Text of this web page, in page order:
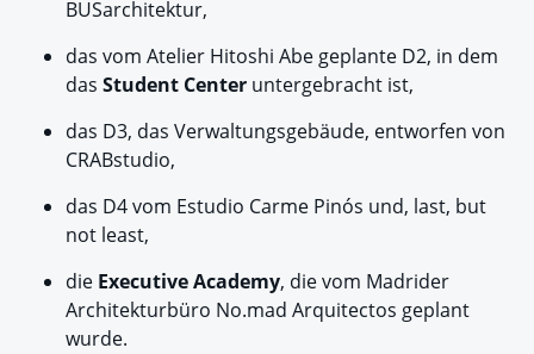
BUSarchitektur,
das vom Atelier Hitoshi Abe geplante D2, in dem
das Student Center untergebracht ist,
das D3, das Verwaltungsgebäude, entworfen von
CRABstudio,
das D4 vom Estudio Carme Pinós und, last, but
not least,
die Executive Academy, die vom Madrider
Architekturbüro No.mad Arquitectos geplant
wurde.